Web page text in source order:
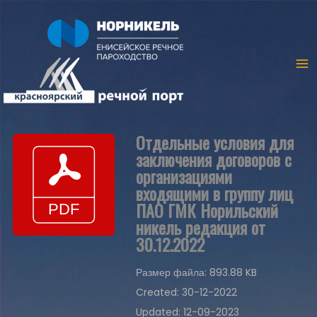
Отдельные условия для
заключения договоров с
организациями
входящими в группу лиц
ПАО ГМК Норильский
никель редакция от
30.12.2022
Размер файла: 893.88 KB
Created: 30-12-2022
Updated: 12-09-2023